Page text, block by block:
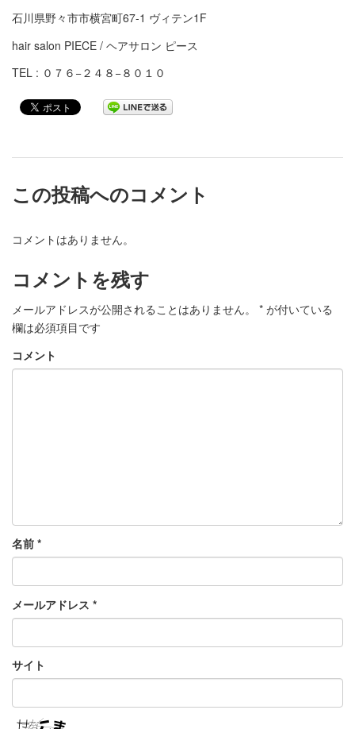
石川県野々市市横宮町67-1 ヴィテン1F
hair salon PIECE / ヘアサロン ピース
TEL : ０７６−２４８−８０１０
この投稿へのコメント
コメントはありません。
コメントを残す
メールアドレスが公開されることはありません。 * が付いている
欄は必須項目です
コメント
名前 *
メールアドレス *
サイト